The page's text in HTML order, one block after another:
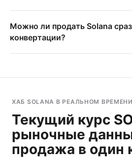
Можно ли продать Solana
конвертации?
ХАБ SOLANA В РЕАЛЬНОМ ВРЕМЕНИ
Текущий курс
рыночные
продажа в один